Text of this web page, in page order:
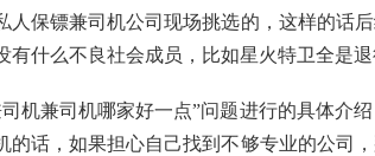
人保镖兼司机公司现场挑选的，这样的话
有什么不良社会成员，比如星火特卫全是
机兼司机哪家好一点”问题进行的具体介
的话，如果担心自己找到不够专业的公司